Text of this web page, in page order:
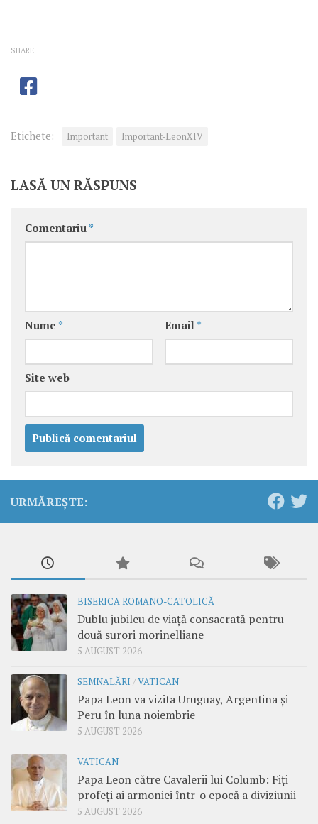
SHARE
Etichete: Important Important-LeonXIV
LASĂ UN RĂSPUNS
Comentariu *
Nume * Email *
Site web
URMĂREȘTE:
BISERICA ROMANO-CATOLICĂ
Dublu jubileu de viață consacrată pentru
două surori morinelliane
5 AUGUST 2026
SEMNALĂRI /VATICAN
Papa Leon va vizita Uruguay, Argentina și
Peru în luna noiembrie
5 AUGUST 2026
VATICAN
Papa Leon către Cavalerii lui Columb: Fiți
profeți ai armoniei într-o epocă a diviziunii
5 AUGUST 2026